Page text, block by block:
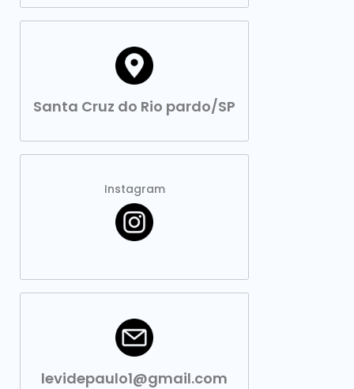
Santa Cruz do Rio pardo/SP
Instagram
levidepaulo1@gmail.com